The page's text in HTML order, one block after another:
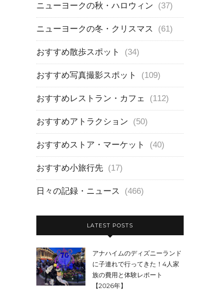
ニューヨークの秋・ハロウィン (37)
ニューヨークの冬・クリスマス (61)
おすすめ散歩スポット (34)
おすすめ写真撮影スポット (109)
おすすめレストラン・カフェ (112)
おすすめアトラクション (50)
おすすめストア・マーケット (40)
おすすめ小旅行先 (17)
日々の記録・ニュース (466)
LATEST POSTS
アナハイムのディズニーランド
に子連れで行ってきた！4人家
族の費用と体験レポート
【2026年】